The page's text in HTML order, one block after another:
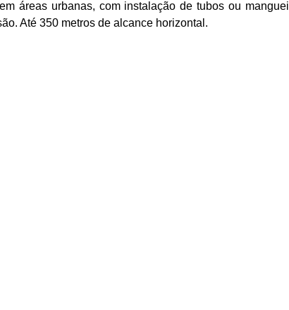
áreas urbanas, com instalação de tubos ou
Até 350 metros de alcance horizontal.